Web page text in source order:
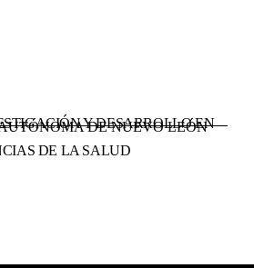
DE NUEVO LEÓN
Y DESARROLLO EN
DE LA SALUD